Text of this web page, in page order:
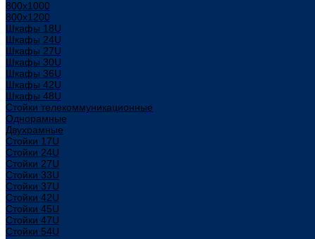
800х1000
800х1200
Шкафы 18U
Шкафы 24U
Шкафы 27U
Шкафы 30U
Шкафы 36U
Шкафы 42U
Шкафы 48U
Стойки телекоммуникационные
Однорамные
Двухрамные
Стойки 17U
Стойки 24U
Стойки 27U
Стойки 33U
Стойки 37U
Стойки 42U
Стойки 45U
Стойки 47U
Стойки 54U